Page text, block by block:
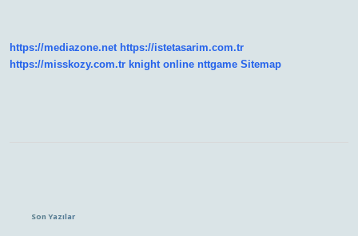
https://mediazone.net https://istetasarim.com.tr
https://misskozy.com.tr knight online nttgame Sitemap
Son Yazılar